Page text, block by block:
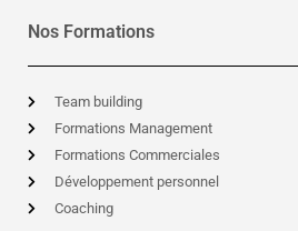
Nos Formations
Team building
Formations Management
Formations Commerciales
Développement personnel
Coaching